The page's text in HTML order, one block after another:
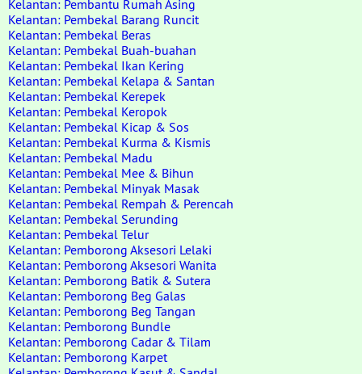
Kelantan: Pembantu Rumah Asing
Kelantan: Pembekal Barang Runcit
Kelantan: Pembekal Beras
Kelantan: Pembekal Buah-buahan
Kelantan: Pembekal Ikan Kering
Kelantan: Pembekal Kelapa & Santan
Kelantan: Pembekal Kerepek
Kelantan: Pembekal Keropok
Kelantan: Pembekal Kicap & Sos
Kelantan: Pembekal Kurma & Kismis
Kelantan: Pembekal Madu
Kelantan: Pembekal Mee & Bihun
Kelantan: Pembekal Minyak Masak
Kelantan: Pembekal Rempah & Perencah
Kelantan: Pembekal Serunding
Kelantan: Pembekal Telur
Kelantan: Pemborong Aksesori Lelaki
Kelantan: Pemborong Aksesori Wanita
Kelantan: Pemborong Batik & Sutera
Kelantan: Pemborong Beg Galas
Kelantan: Pemborong Beg Tangan
Kelantan: Pemborong Bundle
Kelantan: Pemborong Cadar & Tilam
Kelantan: Pemborong Karpet